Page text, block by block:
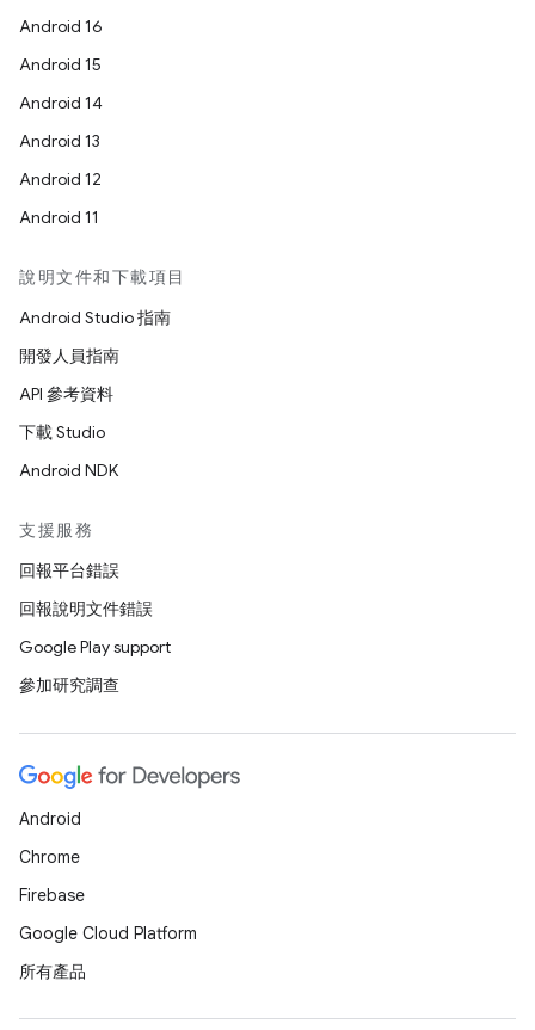
Android 16
Android 15
Android 14
Android 13
Android 12
Android 11
說明文件和下載項目
Android Studio 指南
開發人員指南
API 參考資料
下載 Studio
Android NDK
支援服務
回報平台錯誤
回報說明文件錯誤
Google Play support
參加研究調查
Android
Chrome
Firebase
Google Cloud Platform
所有產品